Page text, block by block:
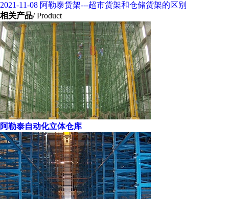
2021-11-08 阿勒泰货架---超市货架和仓储货架的区别
相关产品/ Product
阿勒泰自动化立体仓库